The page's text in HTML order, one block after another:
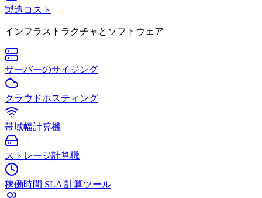
製造コスト
インフラストラクチャとソフトウェア
サーバーのサイジング
クラウドホスティング
帯域幅計算機
ストレージ計算機
稼働時間 SLA 計算ツール